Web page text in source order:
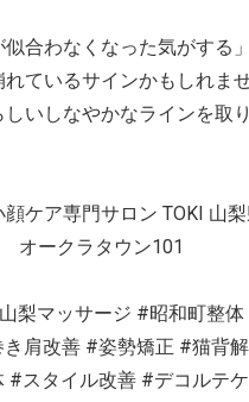
似合わなくなった気がする
ているサインかもしれま
しいしなやかなラインを取
ケア専門サロン TOKI 山
オークラタウン101
梨マッサージ #昭和町整
き肩改善 #姿勢矯正 #猫背
#スタイル改善 #デコルテ